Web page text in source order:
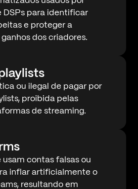
DSPs para identificar
e proteger a
dos criadores.
ou ilegal de pagar por
proibida pelas
de streaming.
usam contas falsas ou
inflar artificialmente o
resultando em